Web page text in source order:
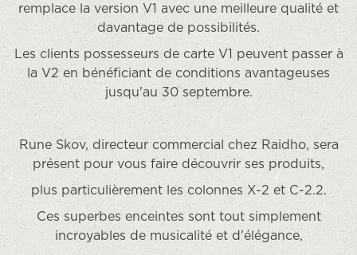
remplace la version V1 avec une meilleure qualité et
davantage de possibilités.
Les clients possesseurs de carte V1 peuvent passer à
la V2 en bénéficiant de conditions avantageuses
jusqu'au 30 septembre.
Rune Skov, directeur commercial chez Raidho, sera
présent pour vous faire découvrir ses produits,
plus particulièrement les colonnes X-2 et C-2.2.
Ces superbes enceintes sont tout simplement
incroyables de musicalité et d'élégance,